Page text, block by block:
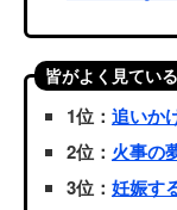
皆がよく見てい
1位： 追いか
2位： 火事の
3位： 妊娠す